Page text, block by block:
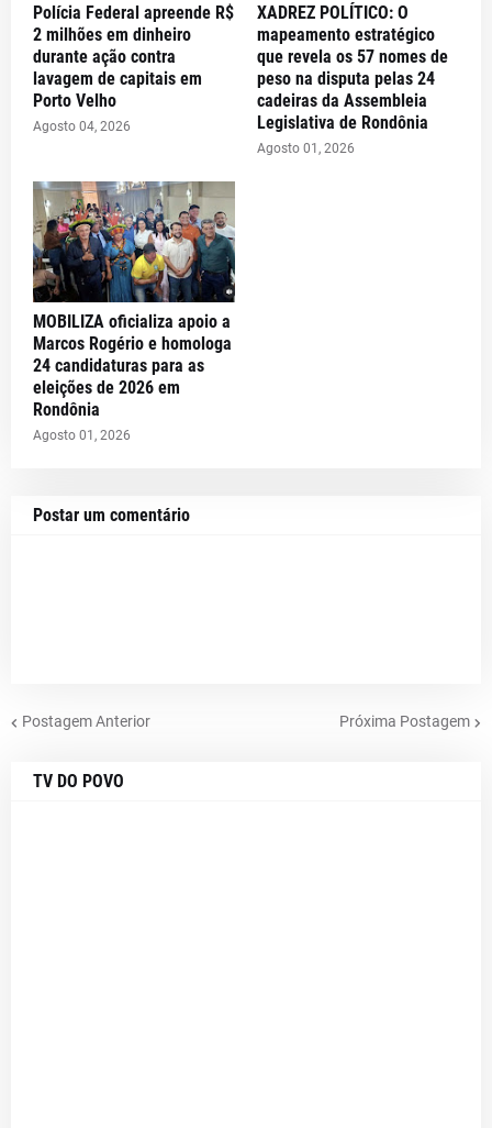
Polícia Federal apreende R$
2 milhões em dinheiro
durante ação contra
lavagem de capitais em
Porto Velho
Agosto 04, 2026
XADREZ POLÍTICO: O
mapeamento estratégico
que revela os 57 nomes de
peso na disputa pelas 24
cadeiras da Assembleia
Legislativa de Rondônia
Agosto 01, 2026
MOBILIZA oficializa apoio a
Marcos Rogério e homologa
24 candidaturas para as
eleições de 2026 em
Rondônia
Agosto 01, 2026
Postar um comentário
Postagem Anterior Próxima Postagem
TV DO POVO